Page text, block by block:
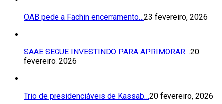
OAB pede a Fachin encerramento…23 fevereiro, 2026
SAAE SEGUE INVESTINDO PARA APRIMORAR…20
fevereiro, 2026
Trio de presidenciáveis de Kassab…20 fevereiro, 2026